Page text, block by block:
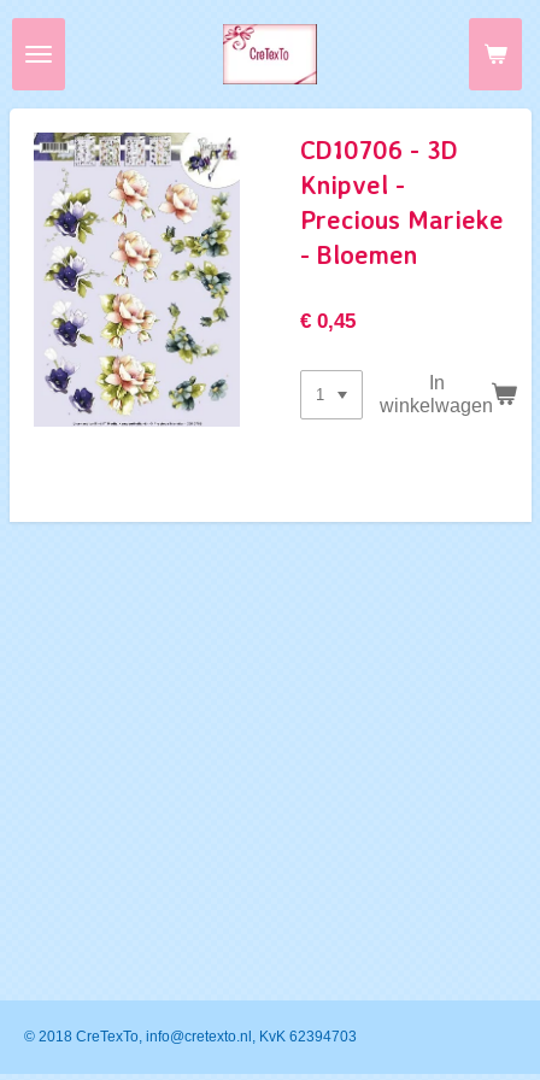
Ga
direct
de
hoofdinhoud
CD10706 - 3D
Knipvel -
Precious Marieke
- Bloemen
€ 0,45
In
winkelwagen
© 2018 CreTexTo, info@cretexto.nl, KvK 62394703